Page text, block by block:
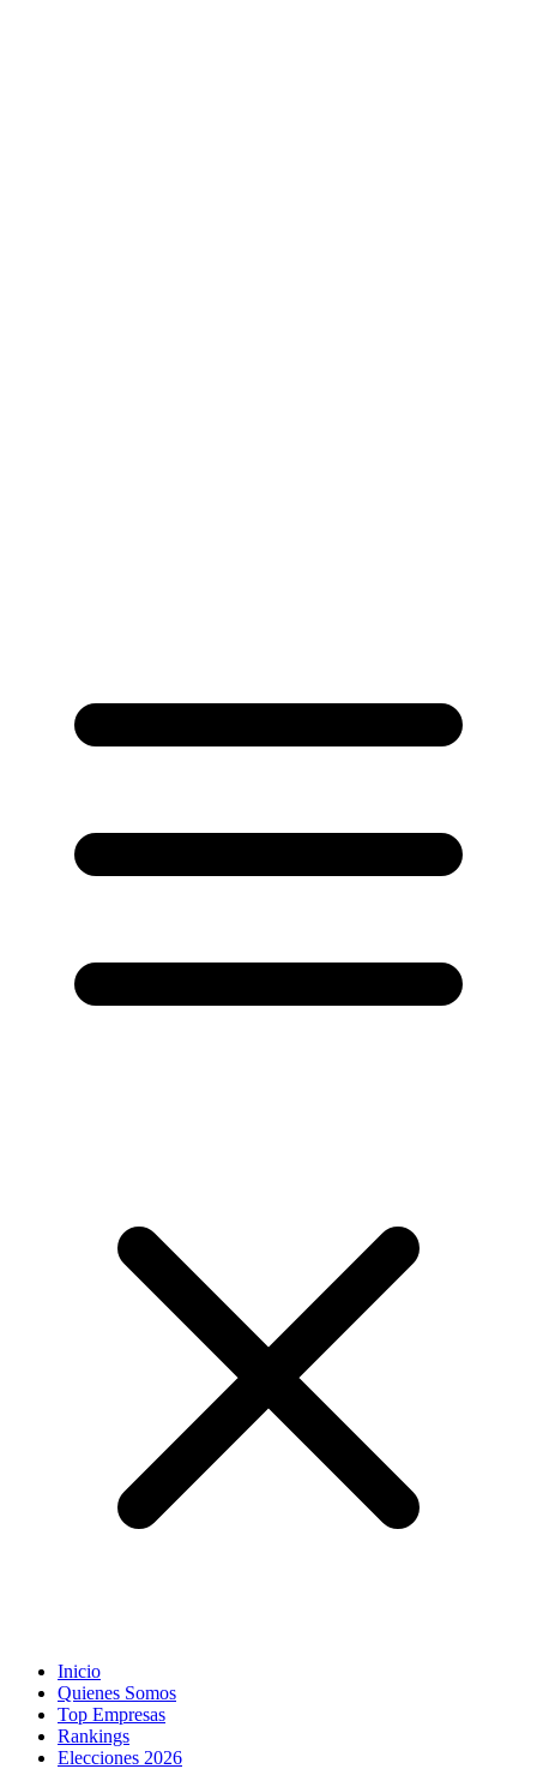
Inicio
Quienes Somos
Top Empresas
Rankings
Elecciones 2026